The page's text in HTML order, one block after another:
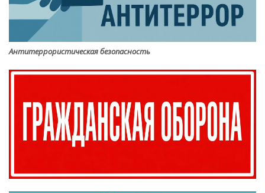
Антитеррористическая безопасность